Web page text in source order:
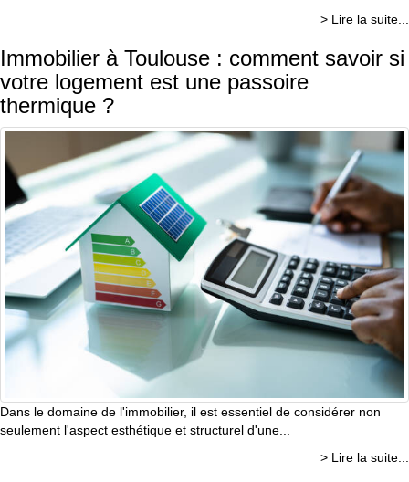
> Lire la suite...
Immobilier à Toulouse : comment savoir si
votre logement est une passoire
thermique ?
Dans le domaine de l'immobilier, il est essentiel de considérer non
seulement l'aspect esthétique et structurel d'une...
> Lire la suite...